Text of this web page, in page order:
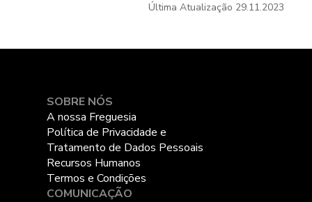
Última Atualização 29.11.2023
SOBRE NÓS
A nossa Freguesia
Política de Privacidade e
Tratamento de Dados Pessoais
Recursos Humanos
Termos e Condições
COMUNICAÇÃO